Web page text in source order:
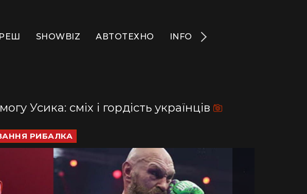
SHOWBIZ АВТОТЕХНО INFO
Усика: сміх і гордість українців
РИБАЛКА